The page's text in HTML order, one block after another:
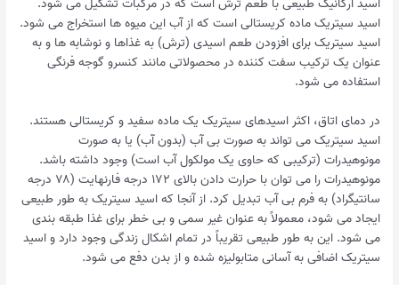
اسید سیتریک ماده کریستالی است که از آب این میوه ها استخراج می شود.
اسید سیتریک برای افزودن طعم اسیدی (ترش) به غذاها و نوشابه ها و به
عنوان یک ترکیب سفت کننده در محصولاتی مانند کنسرو گوجه فرنگی
استفاده می شود.
در دمای اتاق، اکثر اسیدهای سیتریک یک ماده سفید و کریستالی هستند.
اسید سیتریک می تواند به صورت بی آب (بدون آب) یا به صورت
مونوهیدرات (ترکیبی که حاوی یک مولکول آب است) وجود داشته باشد.
مونوهیدرات را می توان با حرارت دادن بالای ۱۷۲ درجه فارنهایت (۷۸ درجه
سانتیگراد) به فرم بی آب تبدیل کرد. از آنجا که اسید سیتریک به طور طبیعی
ایجاد می شود، معمولاً به عنوان غیر سمی و بی خطر برای غذا طبقه بندی
می شود. این به طور طبیعی تقریباً در تمام اشکال زندگی وجود دارد و اسید
سیتریک اضافی به آسانی متابولیزه شده و از بدن دفع می شود.